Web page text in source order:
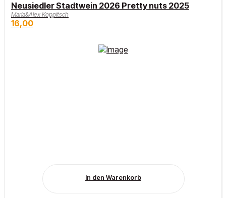
Neusiedler Stadtwein 2026 Pretty nuts 2025
Maria&Alex Koppitsch
16,00
In den Warenkorb